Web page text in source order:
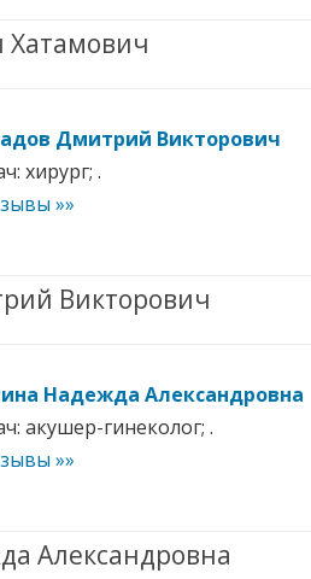
Дмитрий Викторович
хирург; .
»»
Викторович
Надежда Александровна
акушер-гинеколог; .
»»
Александровна